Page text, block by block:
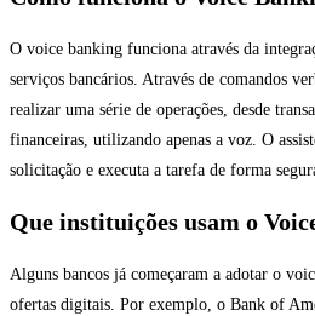
O voice banking funciona através da
serviços bancários. Através de comandos
realizar uma série de operações, desde
financeiras, utilizando apenas a voz. O
solicitação e executa a tarefa de forma
Que instituições usam o
Alguns bancos já começaram a adotar o
ofertas digitais. Por exemplo, o Bank of